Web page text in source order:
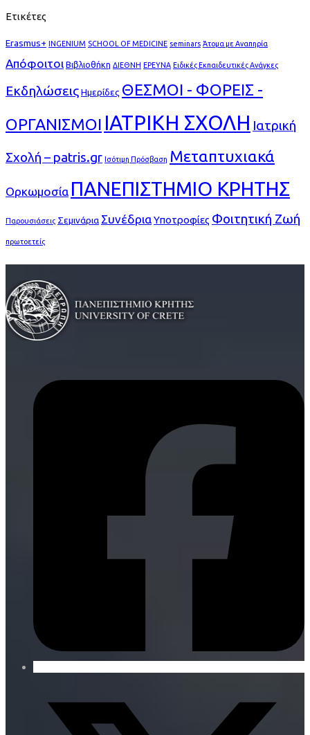
Ετικέτες
Erasmus+ INGENIUM SCHOOL OF MEDICINE seminars Άτομα με Αναπηρία
Απόφοιτοι Βιβλιοθήκη ΔΙΕΘΝΗ ΕΡΕΥΝΑ Ειδικές Εκπαιδευτικές Ανάγκες
ΕκδηλώσειςΗμερίδες ΘΕΣΜΟΙ - ΦΟΡΕΙΣ -
ΟΡΓΑΝΙΣΜΟΙ ΙΑΤΡΙΚΗ ΣΧΟΛΗ Ιατρική
Σχολή – patris.gr Ισότιμη Πρόσβαση Μεταπτυχιακά
Ορκωμοσία ΠΑΝΕΠΙΣΤΗΜΙΟ ΚΡΗΤΗΣ
Παρουσιάσεις Σεμινάρια ΣυνέδριαΥποτροφίες Φοιτητική Ζωή
πρωτοετείς